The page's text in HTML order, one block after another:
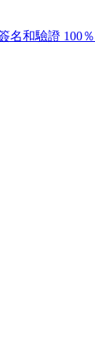
名和驗證 100